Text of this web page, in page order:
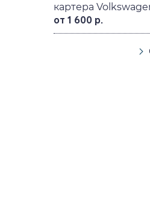
картера
от 1 600 р.